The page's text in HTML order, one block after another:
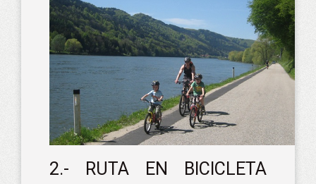
2.- RUTA EN BICICLETA